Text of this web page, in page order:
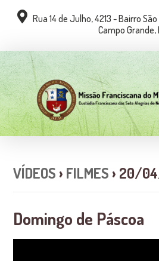
Rua 14 de Julho, 4213 - Bairro
Campo Grande,
VÍDEOS › FILMES › 20/
Domingo de Páscoa